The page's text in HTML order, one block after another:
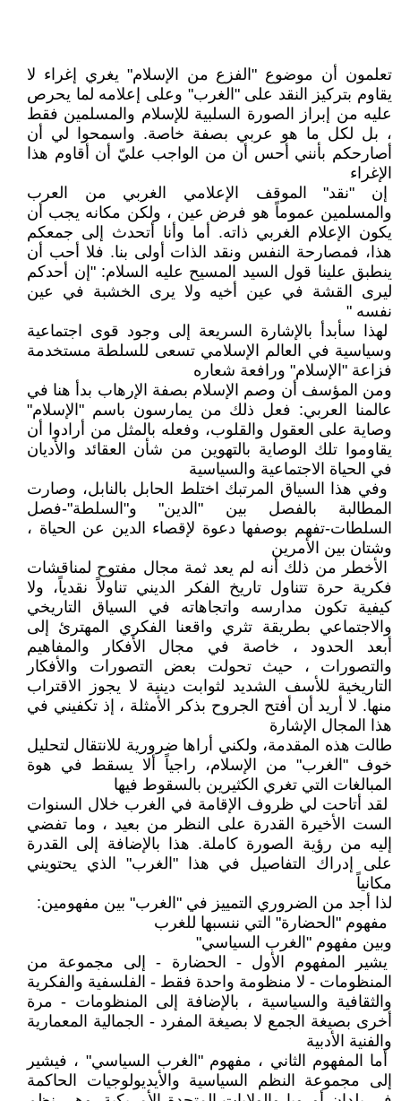
تعلمون أن موضوع "الفزع من الإسلام" يغري إغراء لا
يقاوم بتركيز النقد على "الغرب" وعلى إعلامه لما يحرص
عليه من إبراز الصورة السلبية للإسلام والمسلمين فقط
، بل لكل ما هو عربي بصفة خاصة. واسمحوا لي أن
أصارحكم بأنني أحس أن من الواجب عليّ أن أقاوم هذا
الإغراء
إن "نقد" الموقف الإعلامي الغربي من العرب
والمسلمين عموماً هو فرض عين ، ولكن مكانه يجب أن
يكون الإعلام الغربي ذاته. أما وأنا أتحدث إلى جمعكم
هذا، فمصارحة النفس ونقد الذات أولى بنا. فلا أحب أن
ينطبق علينا قول السيد المسيح عليه السلام: "إن أحدكم
ليرى القشة في عين أخيه ولا يرى الخشبة في عين
نفسه "
لهذا سأبدأ بالإشارة السريعة إلى وجود قوى اجتماعية
وسياسية في العالم الإسلامي تسعى للسلطة مستخدمة
فزاعة "الإسلام" ورافعة شعاره
ومن المؤسف أن وصم الإسلام بصفة الإرهاب بدأ هنا في
عالمنا العربي: فعل ذلك من يمارسون باسم "الإسلام"
وصاية على العقول والقلوب، وفعله بالمثل من أرادوا أن
يقاوموا تلك الوصاية بالتهوين من شأن العقائد والأديان
في الحياة الاجتماعية والسياسية
وفي هذا السياق المرتبك اختلط الحابل بالنابل، وصارت
المطالبة بالفصل بين "الدين" و"السلطة"-فصل
السلطات-تفهم بوصفها دعوة لإقصاء الدين عن الحياة ،
وشتان بين الأمرين
الأخطر من ذلك أنه لم يعد ثمة مجال مفتوح لمناقشات
فكرية حرة تتناول تاريخ الفكر الديني تناولاً نقدياً، ولا
كيفية تكون مدارسه واتجاهاته في السياق التاريخي
والاجتماعي بطريقة تثري واقعنا الفكري المهترئ إلى
أبعد الحدود ، خاصة في مجال الأفكار والمفاهيم
والتصورات ، حيث تحولت بعض التصورات والأفكار
التاريخية للأسف الشديد لثوابت دينية لا يجوز الاقتراب
منها. لا أريد أن أفتح الجروح بذكر الأمثلة ، إذ تكفيني في
هذا المجال الإشارة
طالت هذه المقدمة، ولكني أراها ضرورية للانتقال لتحليل
خوف "الغرب" من الإسلام، راجياً ألا يسقط في هوة
المبالغات التي تغري الكثيرين بالسقوط فيها
لقد أتاحت لي ظروف الإقامة في الغرب خلال السنوات
الست الأخيرة القدرة على النظر من بعيد ، وما تفضي
إليه من رؤية الصورة كاملة. هذا بالإضافة إلى القدرة
على إدراك التفاصيل في هذا "الغرب" الذي يحتويني
مكانياً
لذا أجد من الضروري التمييز في "الغرب" بين مفهومين:
مفهوم "الحضارة" التي ننسبها للغرب
وبين مفهوم "الغرب السياسي"
يشير المفهوم الأول - الحضارة - إلى مجموعة من
المنظومات - لا منظومة واحدة فقط - الفلسفية والفكرية
والثقافية والسياسية ، بالإضافة إلى المنظومات - مرة
أخرى بصيغة الجمع لا بصيغة المفرد - الجمالية المعمارية
والفنية الأدبية
أما المفهوم الثاني ، مفهوم "الغرب السياسي" ، فيشير
إلى مجموعة النظم السياسية والأيديولوجيات الحاكمة